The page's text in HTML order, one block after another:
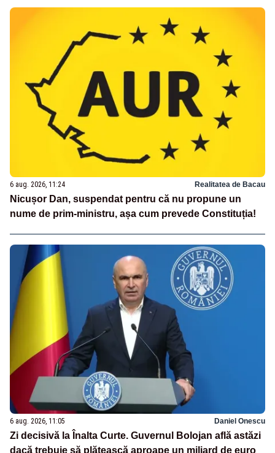
6 aug. 2026, 11:24 Realitatea de Bacau
Nicușor Dan, suspendat pentru că nu propune un
nume de prim-ministru, așa cum prevede Constituția!
6 aug. 2026, 11:05 Daniel Onescu
Zi decisivă la Înalta Curte. Guvernul Bolojan află astăzi
dacă trebuie să plătească aproape un miliard de euro